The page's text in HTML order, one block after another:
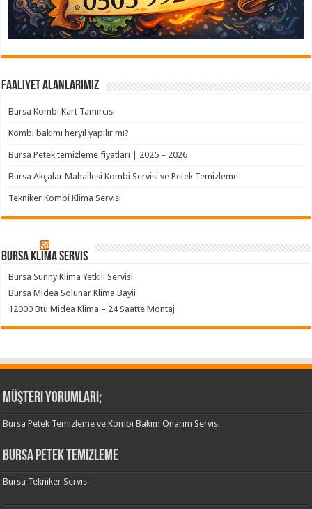
Faaliyet Alanlarımız
Bursa Kombi Kart Tamircisi
Kombi bakımı heryıl yapılır mı?
Bursa Petek temizleme fiyatları | 2025 – 2026
Bursa Akçalar Mahallesi Kombi Servisi ve Petek Temizleme
Tekniker Kombi Klima Servisi
Bursa klima servis
Bursa Sunny Klima Yetkili Servisi
Bursa Midea Solunar Klima Bayii
12000 Btu Midea Klima – 24 Saatte Montaj
Müşteri Yorumları;
Bursa Petek Temizleme ve Kombi Bakım Onarım Servisi
Bursa Petek Temizleme
Bursa Tekniker Servis